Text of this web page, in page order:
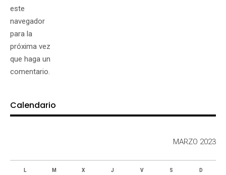
este
navegador
para la
próxima vez
que haga un
comentario.
Calendario
MARZO 2023
L M X J V S D